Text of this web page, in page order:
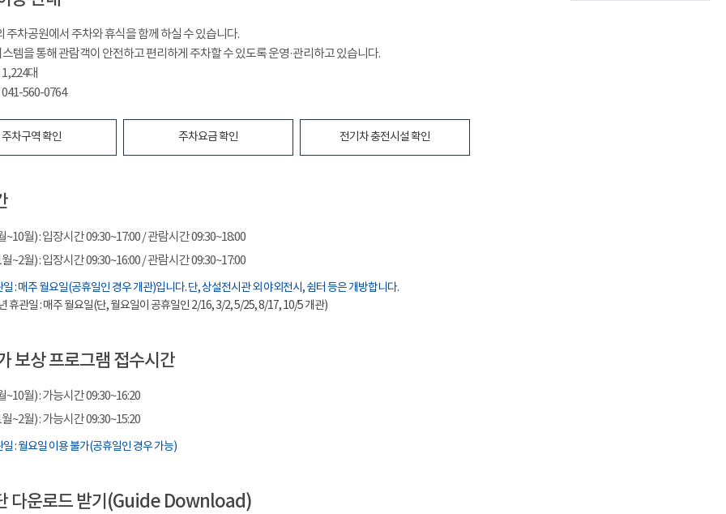
주차공원에서 주차와 휴식을 함께 하실 수 있습니다.
템을 통해 관람객이 안전하고 편리하게 주차할 수 있도록 운영·관리하고 있습니다.
대
560-0764
주차구역 확인 주차요금 확인 전기차 충전시설 확인
월) : 입장시간 09:30~17:00 / 관람시간 09:30~18:00
~2월) : 입장시간 09:30~16:00 / 관람시간 09:30~17:00
: 매주 월요일(공휴일인 경우 개관)입니다. 단, 상설전시관 외 야외전시, 쉼터 등은 개방합니다.
휴관일 : 매주 월요일(단, 월요일이 공휴일인 2/16, 3/2, 5/25, 8/17, 10/5 개관)
보상 프로그램 접수시간
~10월) : 가능시간 09:30~16:20
~2월) : 가능시간 09:30~15:20
: 월요일 이용 불가(공휴일인 경우 가능)
다운로드 받기(Guide Download)